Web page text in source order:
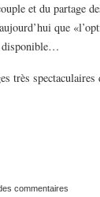
et du partage
que
disponible…
très
commentaires